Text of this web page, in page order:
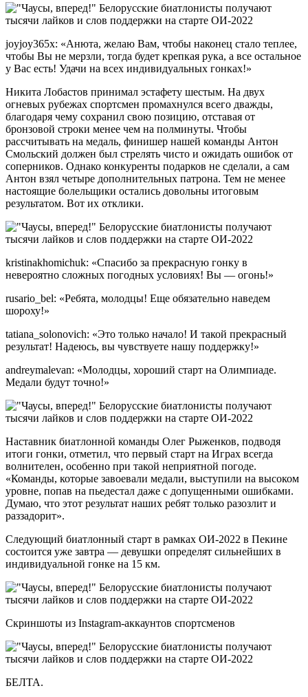
joyjoy365x: «Анюта, желаю Вам, чтобы наконец стало теплее,
чтобы Вы не мерзли, тогда будет крепкая рука, а все остальное
у Вас есть! Удачи на всех индивидуальных гонках!»
Никита Лобастов принимал эстафету шестым. На двух
огневых рубежах спортсмен промахнулся всего дважды,
благодаря чему сохранил свою позицию, отставая от
бронзовой строки менее чем на полминуты. Чтобы
рассчитывать на медаль, финишер нашей команды Антон
Смольский должен был стрелять чисто и ожидать ошибок от
соперников. Однако конкуренты подарков не сделали, а сам
Антон взял четыре дополнительных патрона. Тем не менее
настоящие болельщики остались довольны итоговым
результатом. Вот их отклики.
kristinakhomichuk: «Спасибо за прекрасную гонку в
невероятно сложных погодных условиях! Вы — огонь!»
rusario_bel: «Ребята, молодцы! Еще обязательно наведем
шороху!»
tatiana_solonovich: «Это только начало! И такой прекрасный
результат! Надеюсь, вы чувствуете нашу поддержку!»
andreymalevan: «Молодцы, хороший старт на Олимпиаде.
Медали будут точно!»
Наставник биатлонной команды Олег Рыженков, подводя
итоги гонки, отметил, что первый старт на Играх всегда
волнителен, особенно при такой неприятной погоде.
«Команды, которые завоевали медали, выступили на высоком
уровне, попав на пьедестал даже с допущенными ошибками.
Думаю, что этот результат наших ребят только разозлит и
раззадорит».
Следующий биатлонный старт в рамках ОИ-2022 в Пекине
состоится уже завтра — девушки определят сильнейших в
индивидуальной гонке на 15 км.
Скриншоты из Instagram-аккаунтов спортсменов
БЕЛТА.